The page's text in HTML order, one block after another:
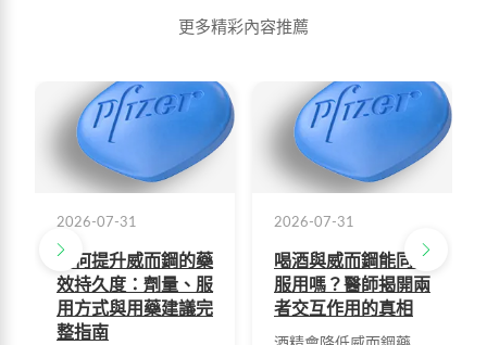
更多精彩內容推薦
2026-07-31
如何提升威而鋼的藥
效持久度：劑量、服
用方式與用藥建議完
整指南
2026-07-31
喝酒與威而鋼能同時
服用嗎？醫師揭開兩
者交互作用的真相